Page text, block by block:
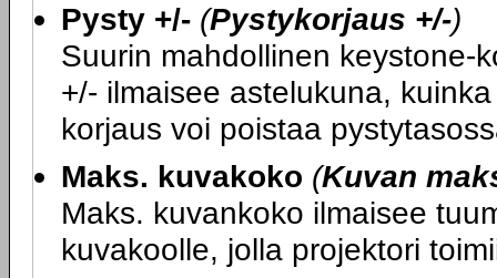
Pysty +/- (Pystykorjaus +/-)
Suurin mahdollinen keystone-
+/- ilmaisee astelukuna,
korjaus voi poistaa
Maks. kuvakoko (Kuvan
Maks. kuvankoko ilmaisee
kuvakoolle, jolla projektori